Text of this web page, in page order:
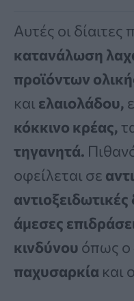
Αυτές οι δίαιτες
κατανάλωση
προϊόντων
και ελαιολάδου,
κόκκινο κρέας,
τηγανητά.
οφείλεται σε
αντιοξειδωτικές
άμεσες
κινδύνου όπως ο
παχυσαρκία και